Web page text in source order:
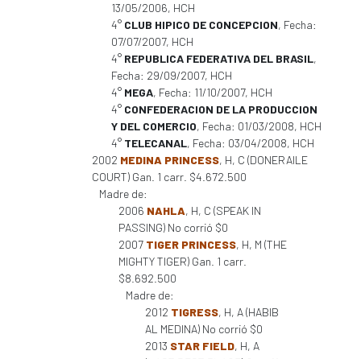
13/05/2006, HCH
4° CLUB HIPICO DE CONCEPCION, Fecha:
07/07/2007, HCH
4° REPUBLICA FEDERATIVA DEL BRASIL,
Fecha: 29/09/2007, HCH
4° MEGA, Fecha: 11/10/2007, HCH
4° CONFEDERACION DE LA PRODUCCION
Y DEL COMERCIO, Fecha: 01/03/2008, HCH
4° TELECANAL, Fecha: 03/04/2008, HCH
2002 MEDINA PRINCESS, H, C (DONERAILE
COURT) Gan. 1 carr. $4.672.500
Madre de:
2006 NAHLA, H, C (SPEAK IN
PASSING) No corrió $0
2007 TIGER PRINCESS, H, M (THE
MIGHTY TIGER) Gan. 1 carr.
$8.692.500
Madre de:
2012 TIGRESS, H, A (HABIB
AL MEDINA) No corrió $0
2013 STAR FIELD, H, A